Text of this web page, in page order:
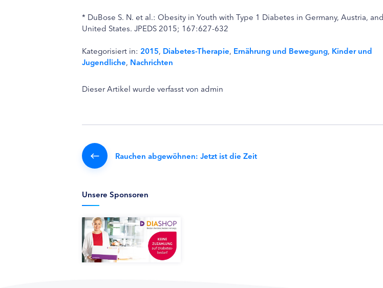
* DuBose S. N. et al.: Obesity in Youth with Type 1 Diabetes in Germany, Austria,
United States. JPEDS 2015; 167:627-632
Kategorisiert in: 2015, Diabetes-Therapie, Ernährung und Bewegung, Kinder und
Jugendliche, Nachrichten
Dieser Artikel wurde verfasst von admin
Rauchen abgewöhnen: Jetzt ist die Zeit
Unsere Sponsoren